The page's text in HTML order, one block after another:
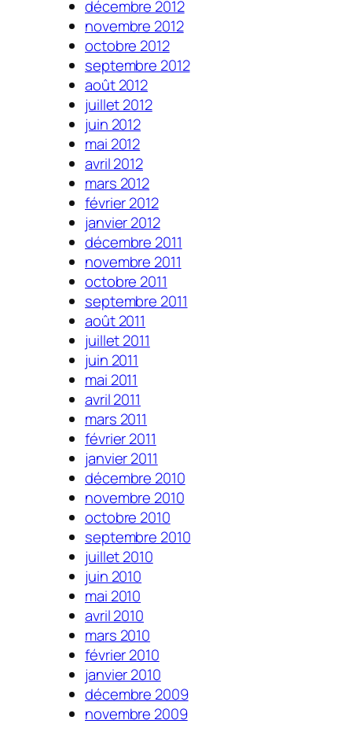
décembre 2012
novembre 2012
octobre 2012
septembre 2012
août 2012
juillet 2012
juin 2012
mai 2012
avril 2012
mars 2012
février 2012
janvier 2012
décembre 2011
novembre 2011
octobre 2011
septembre 2011
août 2011
juillet 2011
juin 2011
mai 2011
avril 2011
mars 2011
février 2011
janvier 2011
décembre 2010
novembre 2010
octobre 2010
septembre 2010
juillet 2010
juin 2010
mai 2010
avril 2010
mars 2010
février 2010
janvier 2010
décembre 2009
novembre 2009